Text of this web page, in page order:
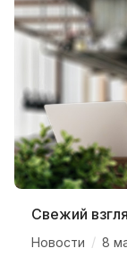
Свежий
Новости / 8